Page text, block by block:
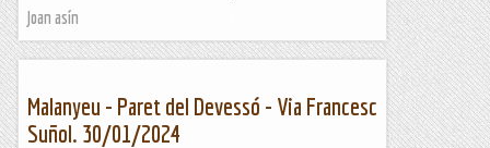
Joan asín
Malanyeu - Paret del Devessó - Via Francesc
Suñol. 30/01/2024